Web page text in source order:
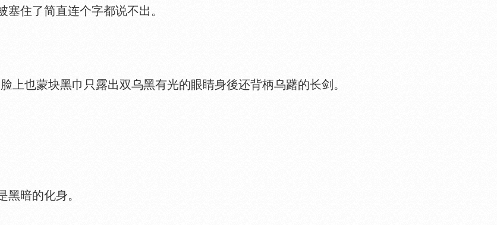
住了简直连个字都说不出。
上也蒙块黑巾只露出双乌黑有光的眼睛身後还背柄乌躇的长剑。
暗的化身。